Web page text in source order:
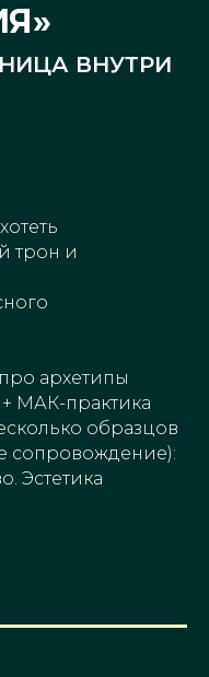
ВНУТРИ
трон и
архетипы
МАК-практика
образцов
сопровождение):
Эстетика